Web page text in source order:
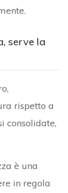
serve la
rispetto a
consolidate,
è una
in regola